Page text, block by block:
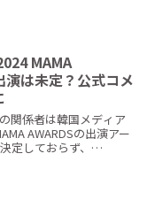
MAMA
演は未定？公式コメ
関係者は韓国メディア
AWARDSの出演アー
定しておらず、